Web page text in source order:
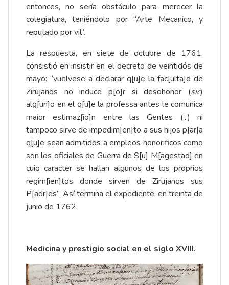
entonces, no sería obstáculo para merecer la
colegiatura, teniéndolo por “Arte Mecanico, y
reputado por vil”.
La respuesta, en siete de octubre de 1761,
consistió en insistir en el decreto de veintidós de
mayo: “vuelvese a declarar q[u]e la fac[ulta]d de
Zirujanos no induce p[o]r si desohonor (sic)
alg[un]o en el q[u]e la professa antes le comunica
maior estimaz[io]n entre las Gentes (...) ni
tampoco sirve de impedim[en]to a sus hijos p[ar]a
q[u]e sean admitidos a empleos honorificos como
son los oficiales de Guerra de S[u] M[agestad] en
cuio caracter se hallan algunos de los proprios
regim[ien]tos donde sirven de Zirujanos sus
P[adr]es”. Así termina el expediente, en treinta de
junio de 1762.
Medicina y prestigio social en el siglo XVIII.